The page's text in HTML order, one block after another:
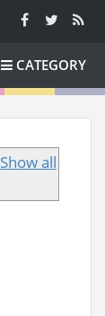
CATEGORY
Show all